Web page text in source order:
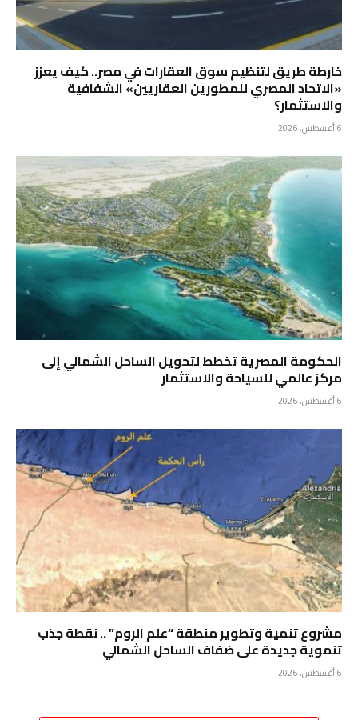
خارطة طريق لتنظيم سوق العقارات في مصر.. كيف يعزز
«الاتحاد المصري للمطورين العقاريين» الشفافية
والاستثمار؟
6 أغسطس، 2026
الحكومة المصرية تخطط لتحويل الساحل الشمالي إلى
مركز عالمي للسياحة والاستثمار
6 أغسطس، 2026
مشروع تنمية وتطوير منطقة “علم الروم” .. نقطة جذب
تنموية جديدة على ضفاف الساحل الشمالي
6 أغسطس، 2026